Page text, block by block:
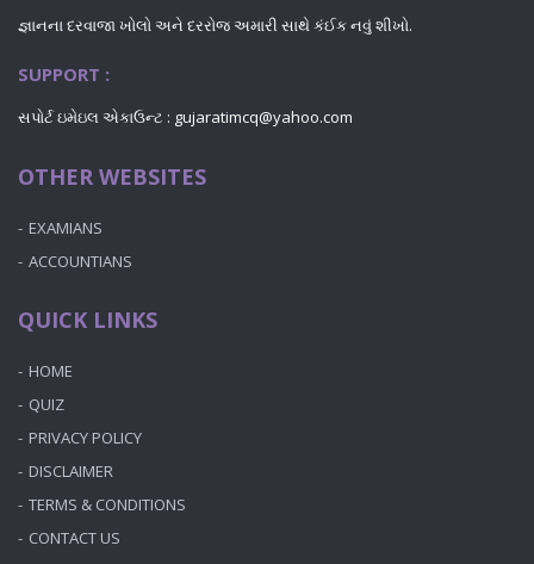
જ્ઞાનના દરવાજા ખોલો અને દરરોજ અમારી સાથે કંઈક નવું શીખો.
SUPPORT :
સપોર્ટ ઇમેઇલ એકાઉન્ટ : gujaratimcq@yahoo.com
OTHER WEBSITES
EXAMIANS
ACCOUNTIANS
QUICK LINKS
HOME
QUIZ
PRIVACY POLICY
DISCLAIMER
TERMS & CONDITIONS
CONTACT US